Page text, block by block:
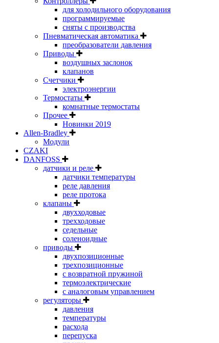
для холодильного оборудования
программируемые
сняты с производства
Пневматическая автоматика
преобразователи давления
Приводы
воздушных заслонок
клапанов
Счетчики
электроэнергии
Термостаты
комнатные термостаты
Прочее
Новинки 2019
Allen-Bradley
Модули
CZAKI
DANFOSS
датчики и реле
датчики температуры
реле давления
реле протока
клапаны
двухходовые
трехходовые
седельные
соленоидные
приводы
двухпозиционные
трехпозиционные
с возвратной пружиной
термоэлектрические
с аналоговым управлением
регуляторы
давления
температуры
расхода
перепуска